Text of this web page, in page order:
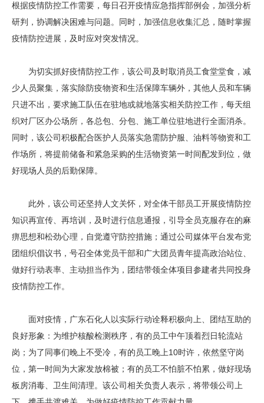
根据疫情防控工作需要，每日召开疫情应急指挥部例会，加强分析
研判，协调解决困难与问题。同时，加强信息收集汇总，随时掌握
疫情防控进展，及时应对突发情况。
为切实抓好疫情防控工作，该公司及时取消员工食堂堂食，减
少人员聚集，落实除防疫物资和生活保障车辆外，其他人员和车辆
只进不出，要求施工队伍在驻地或就地落实相关防控工作，每天组
织对厂区办公场所，各总包、分包、施工单位驻地进行全面消杀。
同时，该公司积极配合医护人员落实急需防护服、油料等物资和工
作场所，将提前储备和紧急采购的生活物资第一时间配发到位，做
好现场人员的后勤保障。
此外，该公司还坚持人文关怀，对全体干部员工开展疫情防控
知识再宣传、再培训，及时进行信息通报，引导全员克服存在的麻
痹思想和松劲心理，自觉遵守防控措施；通过公司媒体平台发布党
团组织倡议书，号召全体党员干部和广大团员青年提高政治站位、
做好行动表率、主动担当作为，团结带领全体项目参建者共同投身
疫情防控工作。
面对疫情，广东石化人以实际行动诠释积极向上、团结互助的
良好形象：为维护核酸检测秩序，有的员工中午顶着烈日轮流站
岗；为了同事们晚上不受冷，有的员工晚上10时许，依然坚守岗
位，第一时间为大家发放棉被；有的员工不怕脏不怕累，做好现场
板房消毒、卫生间清理。该公司相关负责人表示，将带领公司上